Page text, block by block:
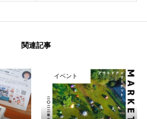
関連記事
イベント